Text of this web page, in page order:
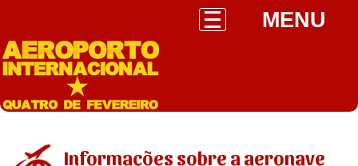
MENU
Informações sobre a aeronave